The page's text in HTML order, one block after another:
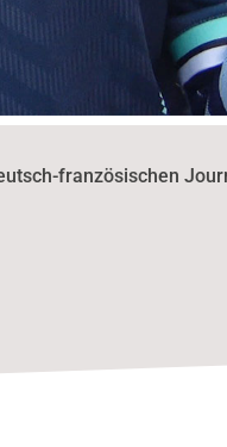
französischen